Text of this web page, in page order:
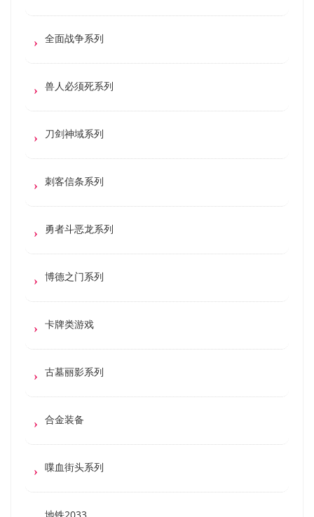
全面战争系列
兽人必须死系列
刀剑神域系列
刺客信条系列
勇者斗恶龙系列
博德之门系列
卡牌类游戏
古墓丽影系列
合金装备
喋血街头系列